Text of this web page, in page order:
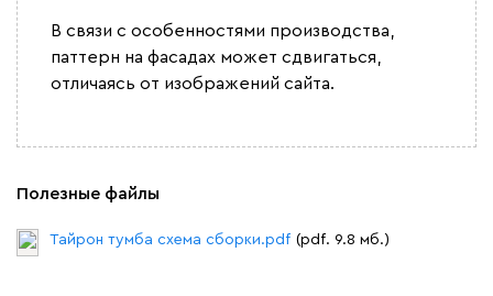
В связи с особенностями производства,
паттерн на фасадах может сдвигаться,
отличаясь от изображений сайта.
Полезные файлы
Тайрон тумба схема сборки.pdf (pdf. 9.8 мб.)